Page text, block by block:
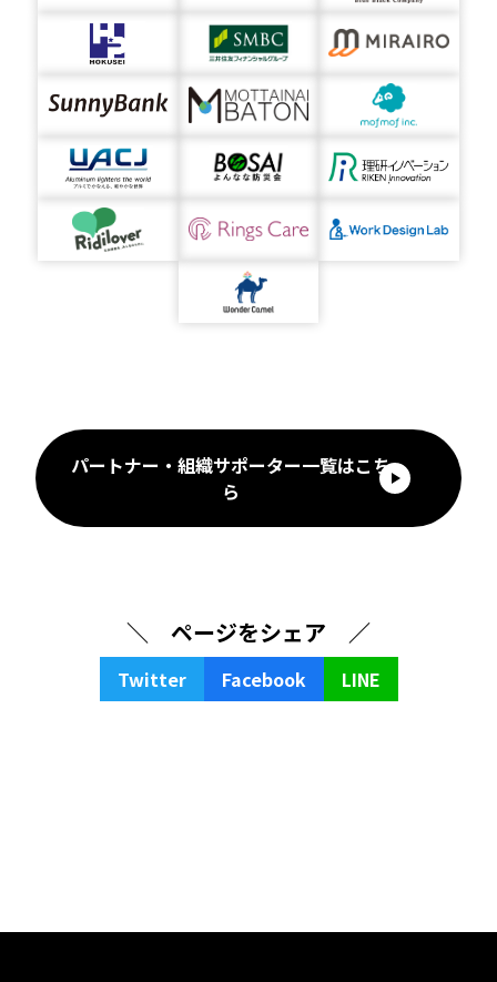
パートナー・組織サポーター一覧はこち
ら
＼ ページをシェア ／
Twitter Facebook LINE